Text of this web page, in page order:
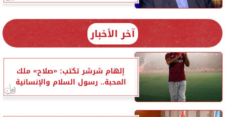
آخر الأخبار
إلهام شرشر تكتب: «صلاح» ملك
المحبة.. رسول السلام والإنسانية